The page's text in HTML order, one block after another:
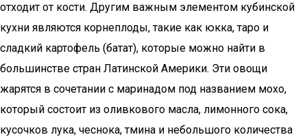
отходит от кости. Другим важным элементом кубинской
кухни являются корнеплоды, такие как юкка, таро и
сладкий картофель (батат), которые можно найти в
большинстве стран Латинской Америки. Эти овощи
жарятся в сочетании с маринадом под названием мохо,
который состоит из оливкового масла, лимонного сока,
кусочков лука, чеснока, тмина и небольшого количества